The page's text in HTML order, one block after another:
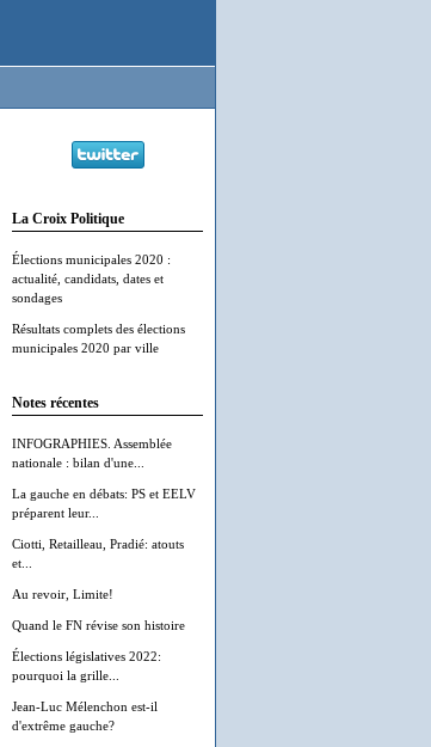
La Croix Politique
Élections municipales 2020 :
actualité, candidats, dates et
sondages
Résultats complets des élections
municipales 2020 par ville
Notes récentes
INFOGRAPHIES. Assemblée
nationale : bilan d'une...
La gauche en débats: PS et EELV
préparent leur...
Ciotti, Retailleau, Pradié: atouts
et...
Au revoir, Limite!
Quand le FN révise son histoire
Élections législatives 2022:
pourquoi la grille...
Jean-Luc Mélenchon est-il
d'extrême gauche?